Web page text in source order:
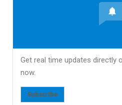
Get real time updates directly
now.
Subscribe